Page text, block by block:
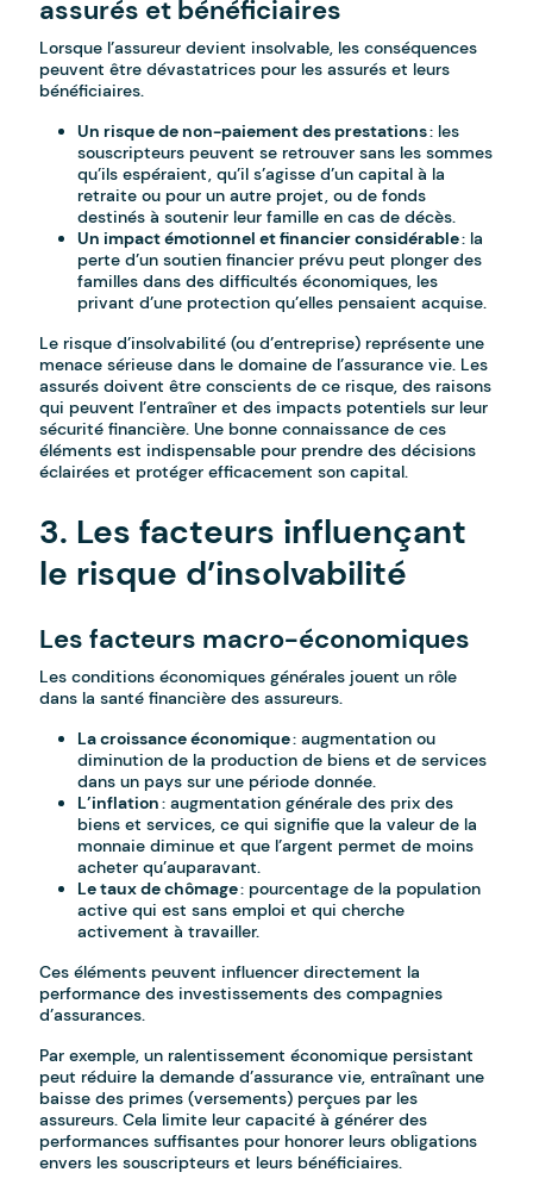
assurés et bénéficiaires
Lorsque l’assureur devient insolvable, les conséquences
peuvent être dévastatrices pour les assurés et leurs
bénéficiaires.
Un risque de non-paiement des prestations: les
souscripteurs peuvent se retrouver sans les sommes
qu’ils espéraient, qu’il s’agisse d’un capital à la
retraite ou pour un autre projet, ou de fonds
destinés à soutenir leur famille en cas de décès.
Un impact émotionnel et financier considérable: la
perte d’un soutien financier prévu peut plonger des
familles dans des difficultés économiques, les
privant d’une protection qu’elles pensaient acquise.
Le risque d’insolvabilité (ou d’entreprise) représente une
menace sérieuse dans le domaine de l’assurance vie. Les
assurés doivent être conscients de ce risque, des raisons
qui peuvent l’entraîner et des impacts potentiels sur leur
sécurité financière. Une bonne connaissance de ces
éléments est indispensable pour prendre des décisions
éclairées et protéger efficacement son capital.
3. Les facteurs influençant
le risque d’insolvabilité
Les facteurs macro-économiques
Les conditions économiques générales jouent un rôle
dans la santé financière des assureurs.
La croissance économique: augmentation ou
diminution de la production de biens et de services
dans un pays sur une période donnée.
L’inflation: augmentation générale des prix des
biens et services, ce qui signifie que la valeur de la
monnaie diminue et que l’argent permet de moins
acheter qu’auparavant.
Le taux de chômage: pourcentage de la population
active qui est sans emploi et qui cherche
activement à travailler.
Ces éléments peuvent influencer directement la
performance des investissements des compagnies
d’assurances.
Par exemple, un ralentissement économique persistant
peut réduire la demande d’assurance vie, entraînant une
baisse des primes (versements) perçues par les
assureurs. Cela limite leur capacité à générer des
performances suffisantes pour honorer leurs obligations
envers les souscripteurs et leurs bénéficiaires.